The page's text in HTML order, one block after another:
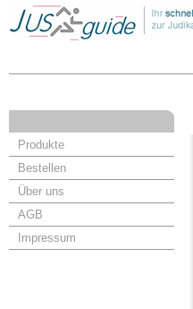
Produkte
Bestellen
Über uns
AGB
Impressum